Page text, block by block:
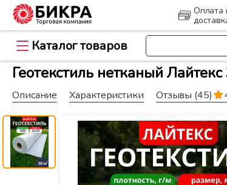
Оплата
Каталог товаров
Геотекстиль нетканый
Описание Характеристики Отзывы (45)